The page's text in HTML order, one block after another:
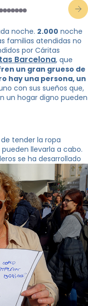
noche. 2.000 noche
familias atendidas no
por Cáritas
Barcelona, ​​que
un gran grueso de
hay una persona, un
con sus sueños que,
un hogar digno pueden
tender la ropa
llevarla a cabo.
se ha desarrollado